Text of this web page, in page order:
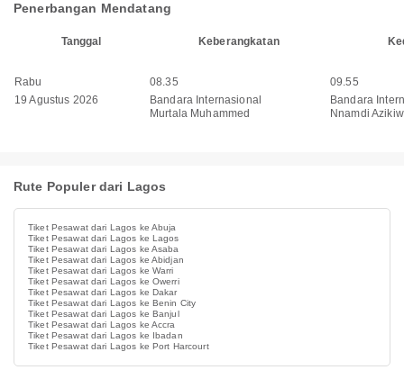
Penerbangan Mendatang
Tanggal Keberangkatan
Rabu
19 Agustus 2026
08.35
Bandara Internasional
Murtala Muhammed
09.55
Bandara
Nnamdi
Rute Populer dari Lagos
Tiket Pesawat dari Lagos ke Abuja
Tiket Pesawat dari Lagos ke Lagos
Tiket Pesawat dari Lagos ke Asaba
Tiket Pesawat dari Lagos ke Abidjan
Tiket Pesawat dari Lagos ke Warri
Tiket Pesawat dari Lagos ke Owerri
Tiket Pesawat dari Lagos ke Dakar
Tiket Pesawat dari Lagos ke Benin City
Tiket Pesawat dari Lagos ke Banjul
Tiket Pesawat dari Lagos ke Accra
Tiket Pesawat dari Lagos ke Ibadan
Tiket Pesawat dari Lagos ke Port Harcourt